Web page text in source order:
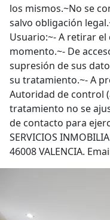
los mismos.~No se
salvo obligación
Usuario:~- A retirar
momento.~- De
supresión de sus
su tratamiento.~- A
Autoridad de control
tratamiento no se
de contacto para
SERVICIOS
46008 VALENCIA.